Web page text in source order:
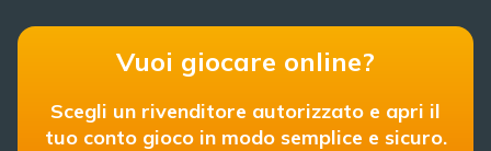
Vuoi giocare online?
Scegli un rivenditore autorizzato e apri il
tuo conto gioco in modo semplice e sicuro.